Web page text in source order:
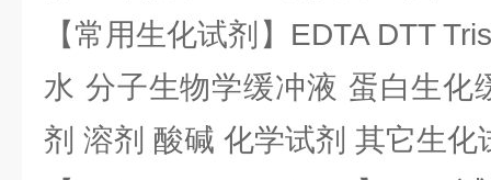
【常用生化试剂】EDTA DTT
水 分子生物学缓冲液 蛋白生化
剂 溶剂 酸碱 化学试剂 其它生化